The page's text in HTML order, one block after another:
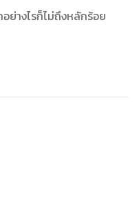
ย่างไรก็ไม่ถึงหลักร้อย
าเฉลี่ยในอนาคตอีกสิบ
ที่อายุยืนยาวกว่า 100 ปี
เหิน พูดจารู้เรื่อง กินข้าว
ไปของโลกภายนอก